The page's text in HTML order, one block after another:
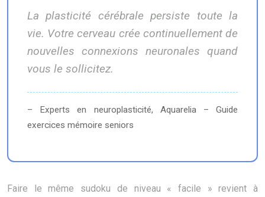
La plasticité cérébrale persiste toute la
vie. Votre cerveau crée continuellement de
nouvelles connexions neuronales quand
vous le sollicitez.
– Experts en neuroplasticité, Aquarelia – Guide
exercices mémoire seniors
Faire le même sudoku de niveau « facile » revient à